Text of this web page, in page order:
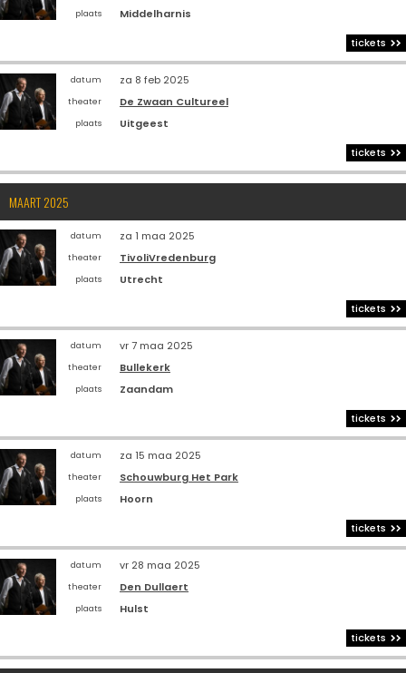
plaats
Middelharnis
tickets
datum za 8 feb 2025
theater De Zwaan Cultureel
plaats
Uitgeest
tickets
MAART 2025
datum za 1 maa 2025
theater TivoliVredenburg
plaats
Utrecht
tickets
datum vr 7 maa 2025
theater Bullekerk
plaats
Zaandam
tickets
datum za 15 maa 2025
theater Schouwburg Het Park
plaats
Hoorn
tickets
datum vr 28 maa 2025
theater Den Dullaert
plaats
Hulst
tickets